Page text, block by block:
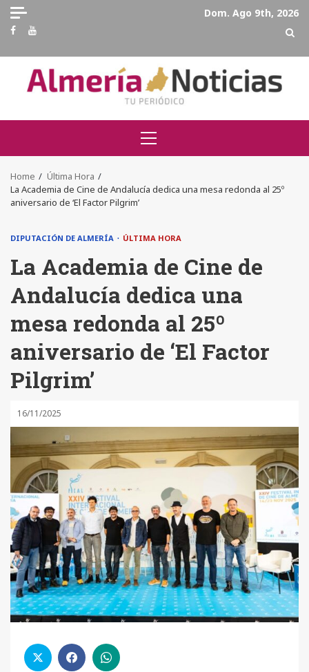
Skip
content
Dom. Ago 9th, 2026
Facebook
Youtube
Primary
Menu
Home
Última Hora
La Academia de Cine de Andalucía dedica una mesa redonda al 25º
aniversario de ‘El Factor Pilgrim’
DIPUTACIÓN DE ALMERÍA ÚLTIMA HORA
La Academia de Cine de
Andalucía dedica una
mesa redonda al 25º
aniversario de ‘El Factor
Pilgrim’
16/11/2025